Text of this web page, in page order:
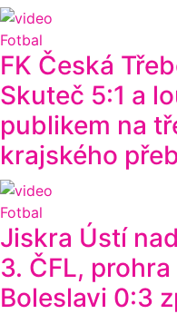
Fotbal
FK Česká
Skuteč 5:1 a
publikem na
krajského
Fotbal
Jiskra Ústí
3. ČFL,
Boleslavi 0:3